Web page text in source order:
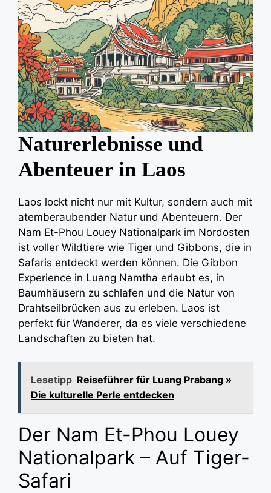
Naturerlebnisse und
Abenteuer in Laos
Laos lockt nicht nur mit Kultur, sondern auch mit
atemberaubender Natur und Abenteuern. Der
Nam Et-Phou Louey Nationalpark im Nordosten
ist voller Wildtiere wie Tiger und Gibbons, die in
Safaris entdeckt werden können. Die Gibbon
Experience in Luang Namtha erlaubt es, in
Baumhäusern zu schlafen und die Natur von
Drahtseilbrücken aus zu erleben. Laos ist
perfekt für Wanderer, da es viele verschiedene
Landschaften zu bieten hat.
Lesetipp Reiseführer für Luang Prabang »
Die kulturelle Perle entdecken
Der Nam Et-Phou Louey
Nationalpark – Auf Tiger-
Safari